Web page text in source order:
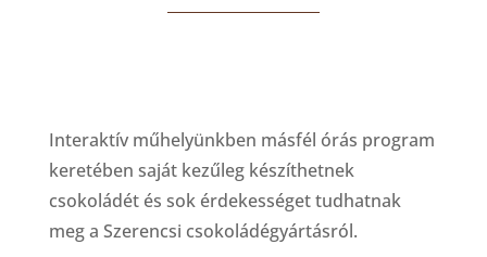
Interaktív műhelyünkben másfél órás program
keretében saját kezűleg készíthetnek
csokoládét és sok érdekességet tudhatnak
meg a Szerencsi csokoládégyártásról.